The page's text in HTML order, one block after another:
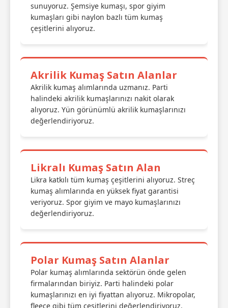
sunuyoruz. Şemsiye kumaşı, spor giyim
kumaşları gibi naylon bazlı tüm kumaş
çeşitlerini alıyoruz.
Akrilik Kumaş Satın Alanlar
Akrilik kumaş alımlarında uzmanız. Parti
halindeki akrilik kumaşlarınızı nakit olarak
alıyoruz. Yün görünümlü akrilik kumaşlarınızı
değerlendiriyoruz.
Likralı Kumaş Satın Alan
Likra katkılı tüm kumaş çeşitlerini alıyoruz. Streç
kumaş alımlarında en yüksek fiyat garantisi
veriyoruz. Spor giyim ve mayo kumaşlarınızı
değerlendiriyoruz.
Polar Kumaş Satın Alanlar
Polar kumaş alımlarında sektörün önde gelen
firmalarından biriyiz. Parti halindeki polar
kumaşlarınızı en iyi fiyattan alıyoruz. Mikropolar,
fleece gibi tüm çeşitlerini değerlendiriyoruz.